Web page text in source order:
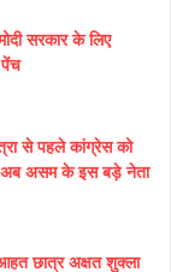
सरकार के लिए
से पहले कांग्रेस को
अब असम के इस बड़े नेता
आहत छात्र अक्षत शुक्ला